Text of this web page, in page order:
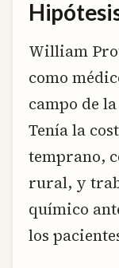
William
como
campo de
Tenía la
temprano,
rural, y
químico
los